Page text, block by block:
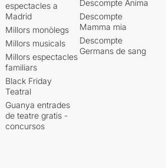
espectacles a
Madrid
Millors monòlegs
Millors musicals
Millors espectacles
familiars
Black Friday
Teatral
Guanya entrades
de teatre gratis -
concursos
Descompte Ànima
Descompte
Mamma mia
Descompte
Germans de sang